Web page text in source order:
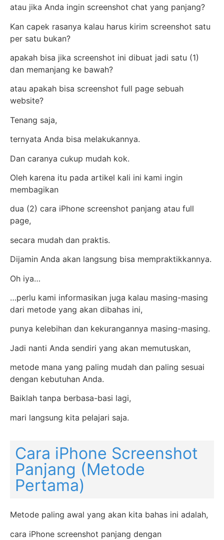
atau jika Anda ingin screenshot chat yang panjang?
Kan capek rasanya kalau harus kirim screenshot satu
per satu bukan?
apakah bisa jika screenshot ini dibuat jadi satu (1)
dan memanjang ke bawah?
atau apakah bisa screenshot full page sebuah
website?
Tenang saja,
ternyata Anda bisa melakukannya.
Dan caranya cukup mudah kok.
Oleh karena itu pada artikel kali ini kami ingin
membagikan
dua (2) cara iPhone screenshot panjang atau full
page,
secara mudah dan praktis.
Dijamin Anda akan langsung bisa mempraktikkannya.
Oh iya…
…perlu kami informasikan juga kalau masing-masing
dari metode yang akan dibahas ini,
punya kelebihan dan kekurangannya masing-masing.
Jadi nanti Anda sendiri yang akan memutuskan,
metode mana yang paling mudah dan paling sesuai
dengan kebutuhan Anda.
Baiklah tanpa berbasa-basi lagi,
mari langsung kita pelajari saja.
Cara iPhone Screenshot
Panjang (Metode
Pertama)
Metode paling awal yang akan kita bahas ini adalah,
cara iPhone screenshot panjang dengan